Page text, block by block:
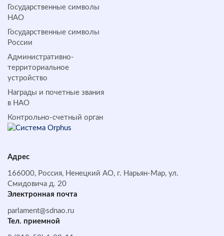
Государственные символы
НАО
Государственные символы
России
Административно-
территориальное
устройство
Награды и почетные звания
в НАО
Контрольно-счетный орган
Адрес
166000, Россия, Ненецкий АО, г. Нарьян-Мар, ул.
Смидовича д. 20
Электронная почта
parlament@sdnao.ru
Тел. приемной